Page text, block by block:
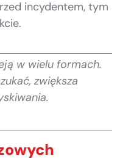
incydentem, tym
w wielu formach.
zwiększa